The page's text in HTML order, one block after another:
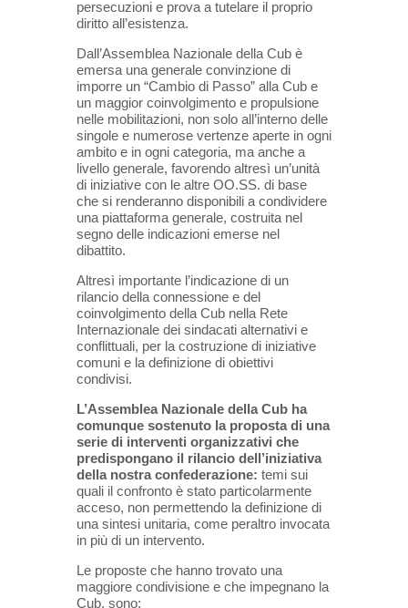
persecuzioni e prova a tutelare il proprio
diritto all’esistenza.
Dall’Assemblea Nazionale della Cub è
emersa una generale convinzione di
imporre un “Cambio di Passo” alla Cub e
un maggior coinvolgimento e propulsione
nelle mobilitazioni, non solo all’interno delle
singole e numerose vertenze aperte in ogni
ambito e in ogni categoria, ma anche a
livello generale, favorendo altresì un’unità
di iniziative con le altre OO.SS. di base
che si renderanno disponibili a condividere
una piattaforma generale, costruita nel
segno delle indicazioni emerse nel
dibattito.
Altresì importante l’indicazione di un
rilancio della connessione e del
coinvolgimento della Cub nella Rete
Internazionale dei sindacati alternativi e
conflittuali, per la costruzione di iniziative
comuni e la definizione di obiettivi
condivisi.
L’Assemblea Nazionale della Cub ha
comunque sostenuto la proposta di una
serie di interventi organizzativi che
predispongano il rilancio dell’iniziativa
della nostra confederazione: temi sui
quali il confronto è stato particolarmente
acceso, non permettendo la definizione di
una sintesi unitaria, come peraltro invocata
in più di un intervento.
Le proposte che hanno trovato una
maggiore condivisione e che impegnano la
Cub, sono: